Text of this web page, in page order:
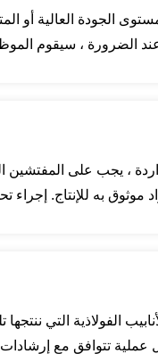
الجودة العالية أو
عند الضرورة ، سيقوم
، يجب على
موثوق به للإنتاج.
الفولاذية التي
عملية تتوافق مع